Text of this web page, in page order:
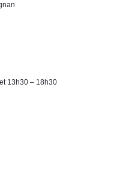
13h30 – 18h30